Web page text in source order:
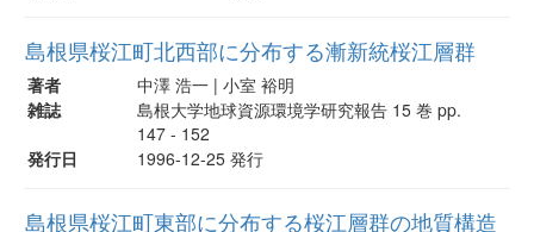
島根県桜江町北西部に分布する漸新統桜江層群
著者
中澤 浩一 | 小室 裕明
雑誌
島根大学地球資源環境学研究報告 15 巻 pp.
147 - 152
発行日
1996-12-25 発行
島根県桜江町東部に分布する桜江層群の地質構造